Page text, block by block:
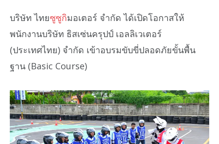
บริษัท ไทยซูซูกิมอเตอร์ จำกัด ได้เปิดโอกาสให้
พนักงานบริษัท ธิสเซ่นครุปป์ เอลลิเวเตอร์
(ประเทศไทย) จำกัด เข้าอบรมขับขี่ปลอดภัยขั้นพื้น
ฐาน (Basic Course)